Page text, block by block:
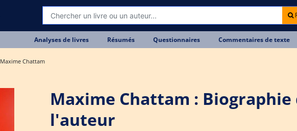
Analyses de livres Résumés Questionnaires Commentaires de texte
Maxime Chattam
Maxime Chattam : Biographie
l'auteur